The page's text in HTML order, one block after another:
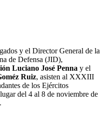
y el Director General de la
de Defensa (JID),
Luciano José Penna y el
Ruiz, asisten al XXXIII
de los Ejércitos
del 4 al 8 de noviembre de